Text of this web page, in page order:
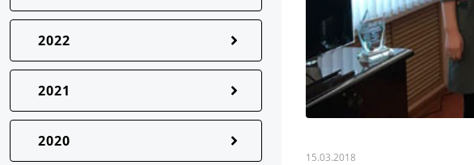
2022
2021
2020
15.03.2018